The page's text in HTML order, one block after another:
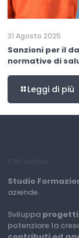
31 Agosto 2025
Sanzioni per il
normative di
Leggi di più
Studio
aziende.
Sviluppa
potenziare la